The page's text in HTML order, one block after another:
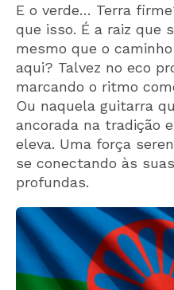
E o verde… Terra
que isso. É a raiz que
mesmo que o
aqui? Talvez no eco
marcando o ritmo
Ou naquela guitarra
ancorada na tradição
eleva. Uma força
se conectando às
profundas.